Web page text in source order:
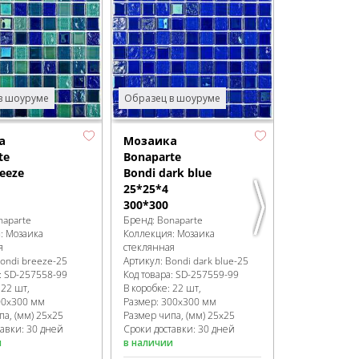
шоуруме
Мозаика
breeze-25
SD-257558-99
22 шт,
мм
(мм)25x25
30 дней
Образец в шоуруме
Мозаика
Bonaparte
Bondi dark blue
25*25*4
300*300
Бренд: Bonaparte
Коллекция: Мозаика
стеклянная
Артикул: Bondi dark blue-25
Код товара: SD-257559-99
В коробке: 22 шт,
Размер: 300x300 мм
Размер чипа, (мм)25x25
Сроки доставки: 30 дней
в наличии